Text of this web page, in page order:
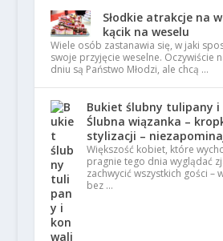
Słodkie atrakcje na
kącik na weselu
Wiele osób zastanawia się, w jaki
swoje przyjęcie weselne. Oczywiście
dniu są Państwo Młodzi, ale chcą …
Bukiet ślubny tulipany i
Ślubna wiązanka –
stylizacji –
Większość kobiet, które
pragnie tego dnia wyglądać
zachwycić wszystkich gości –
bez …